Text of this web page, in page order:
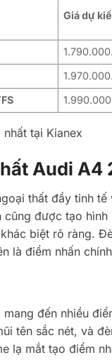
Giá dự
nhất tại Kianex
Audi A4
thất đầy tinh
được tạo
biệt rõ ràng.
là điểm nhấn
đến nhiều
tên sắc nét, và
lạ mắt tạo điểm